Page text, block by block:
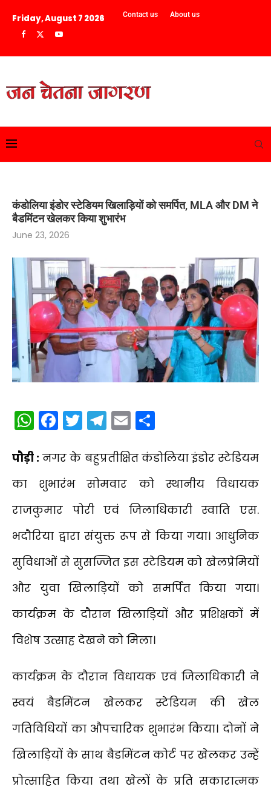
Friday, August 7 2026 Contact us About us
कंडोलिया इंडोर स्टेडियम खिलाड़ियों को समर्पित, MLA और DM ने
बैडमिंटन खेलकर किया शुभारंभ
June 23, 2026
WhatsApp
Facebook
Twitter
Telegram
Email
पौड़ी : नगर के बहुप्रतीक्षित कंडोलिया इंडोर स्टेडियम
का शुभारंभ सोमवार को स्थानीय विधायक
राजकुमार पोरी एवं जिलाधिकारी स्वाति एस.
भदौरिया द्वारा संयुक्त रूप से किया गया। आधुनिक
सुविधाओं से सुसज्जित इस स्टेडियम को खेलप्रेमियों
और युवा खिलाड़ियों को समर्पित किया गया।
कार्यक्रम के दौरान खिलाड़ियों और प्रशिक्षकों में
विशेष उत्साह देखने को मिला।
कार्यक्रम के दौरान विधायक एवं जिलाधिकारी ने
स्वयं बैडमिंटन खेलकर स्टेडियम की खेल
गतिविधियों का औपचारिक शुभारंभ किया। दोनों ने
खिलाड़ियों के साथ बैडमिंटन कोर्ट पर खेलकर उन्हें
प्रोत्साहित किया तथा खेलों के प्रति सकारात्मक